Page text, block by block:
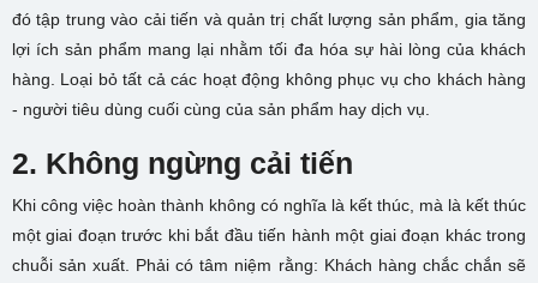
đó tập trung vào cải tiến và quản trị chất lượng sản phẩm, gia tăng
lợi ích sản phẩm mang lại nhằm tối đa hóa sự hài lòng của khách
hàng. Loại bỏ tất cả các hoạt động không phục vụ cho khách hàng
- người tiêu dùng cuối cùng của sản phẩm hay dịch vụ.
2. Không ngừng cải tiến
Khi công việc hoàn thành không có nghĩa là kết thúc, mà là kết thúc
một giai đoạn trước khi bắt đầu tiến hành một giai đoạn khác trong
chuỗi sản xuất. Phải có tâm niệm rằng: Khách hàng chắc chắn sẽ